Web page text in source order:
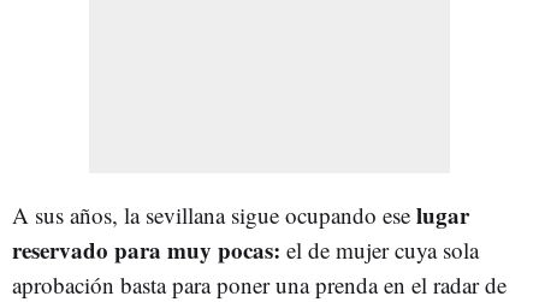
A sus años, la sevillana sigue ocupando ese lugar
reservado para muy pocas: el de mujer cuya sola
aprobación basta para poner una prenda en el radar de